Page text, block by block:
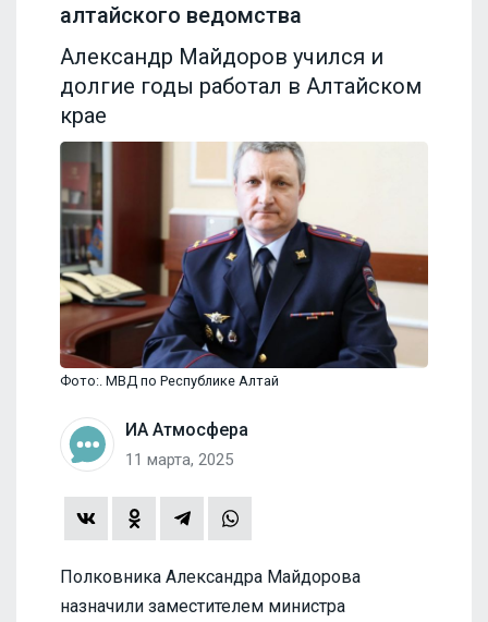
алтайского ведомства
Александр Майдоров учился и
долгие годы работал в Алтайском
крае
Фото:. МВД по Республике Алтай
ИА Атмосфера
11 марта, 2025
Полковника Александра Майдорова
назначили заместителем министра